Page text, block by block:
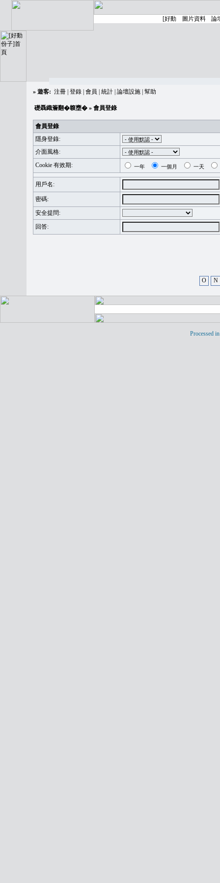
» 遊客: 注冊 登錄 會員 統計 論壇設施 幫助
礎聶織簷翻�䪖壅� » 會員登錄
會員登錄
隱身登錄:
介面風格:
Cookie 有效期:
一年 一個月 一天
用戶名:
密碼:
安全提問:
回答:
O N
Processed